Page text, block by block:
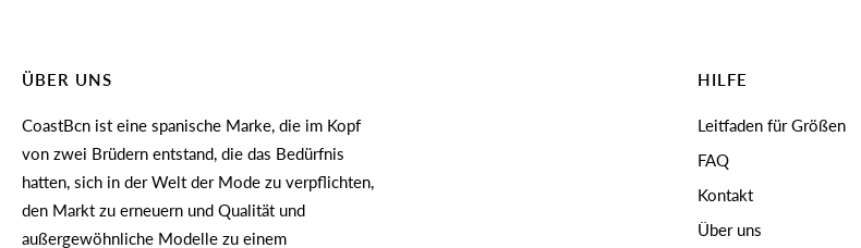
ÜBER UNS
CoastBcn ist eine spanische Marke, die im Kopf
von zwei Brüdern entstand, die das Bedürfnis
hatten, sich in der Welt der Mode zu verpflichten,
den Markt zu erneuern und Qualität und
außergewöhnliche Modelle zu einem
HILFE
Leitfaden für Größen
FAQ
Kontakt
Über uns